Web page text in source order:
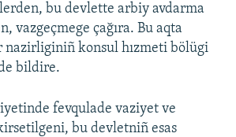
bu devlette arbiy avdarma
vazgeçmege çağıra. Bu aqta
nazirliginiñ konsul hızmeti bölügi
bildire.
fevqulade vaziyet ve
bu devletniñ esas